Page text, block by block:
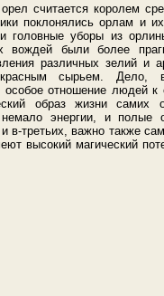
считается королем
поклонялись орлам и
головные уборы из
вождей были более
различных зелий и
сырьем. Дело,
особое отношение людей
образ жизни самих
немало энергии, и
в-третьих, важно также
высокий магический